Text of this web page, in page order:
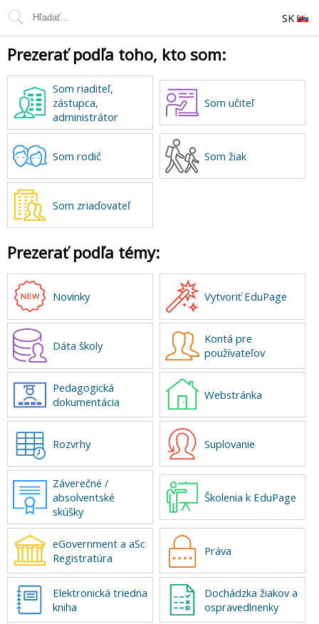
SK
Prezerať podľa toho, kto som:
Som riaditeľ,
zástupca,
administrátor
Som učiteľ
Som rodič Som žiak
Som zriaďovateľ
Prezerať podľa témy:
Novinky Vytvoriť EduPage
Dáta školy
Kontá pre
používateľov
Pedagogická
dokumentácia
Webstránka
Rozvrhy Suplovanie
Záverečné /
absolventské
skúšky
Školenia k EduPage
eGovernment a aSc
Registratúra
Práva
Elektronická triedna
kniha
Dochádzka žiakov a
ospravedlnenky